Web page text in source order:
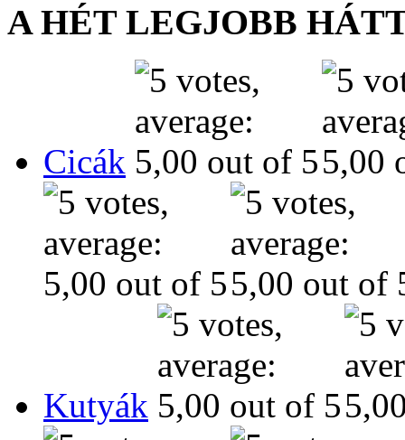
A HÉT LEGJOBB
Cicák
Kutyák